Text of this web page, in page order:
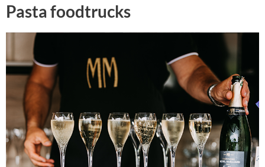
Pasta foodtrucks